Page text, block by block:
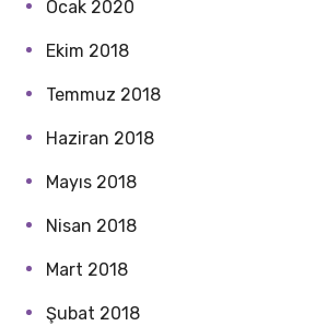
Ocak 2020
Ekim 2018
Temmuz 2018
Haziran 2018
Mayıs 2018
Nisan 2018
Mart 2018
Şubat 2018